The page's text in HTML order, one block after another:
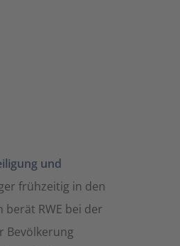
und
frühzeitig in den
RWE bei der
Bevölkerung